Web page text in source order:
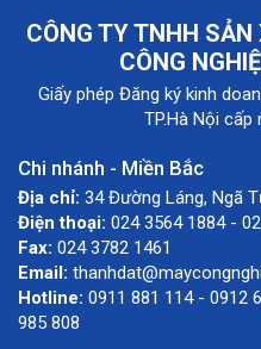
CÔNG TY TNHH
CÔNG
Giấy phép Đăng ký kinh
TP.Hà Nội
Chi nhánh - Miền Bắc
Địa chỉ: 34 Đường Láng, Ngã
Điện thoại: 024 3564 1884 -
Fax: 024 3782 1461
Email:
Hotline: 0911 881 114 - 0912
985 808